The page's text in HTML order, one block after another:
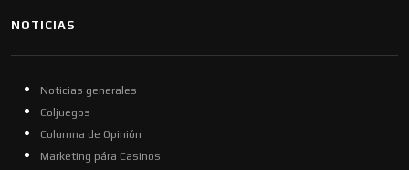
NOTICIAS
Noticias generales
Coljuegos
Columna de Opinión
Marketing pára Casinos